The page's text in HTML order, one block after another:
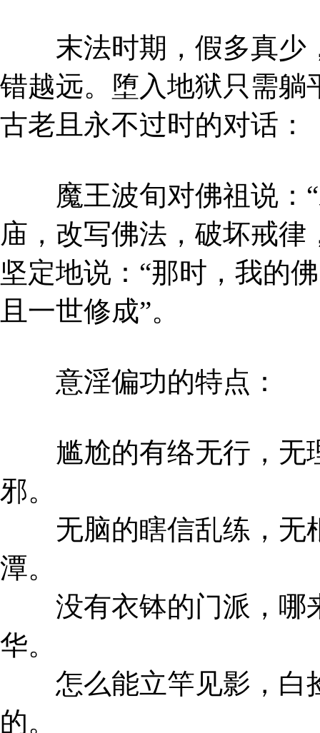
末法时期，假多真少
错越远。堕入地狱只需躺
古老且永不过时的对话：
魔王波旬对佛祖说：“
庙，改写佛法，破坏戒
坚定地说：“那时，我的
且一世修成”。
意淫偏功的特点：
尴尬的有络无行，无
邪。
无脑的瞎信乱练，无
潭。
没有衣钵的门派，哪
华。
怎么能立竿见影，白
的。